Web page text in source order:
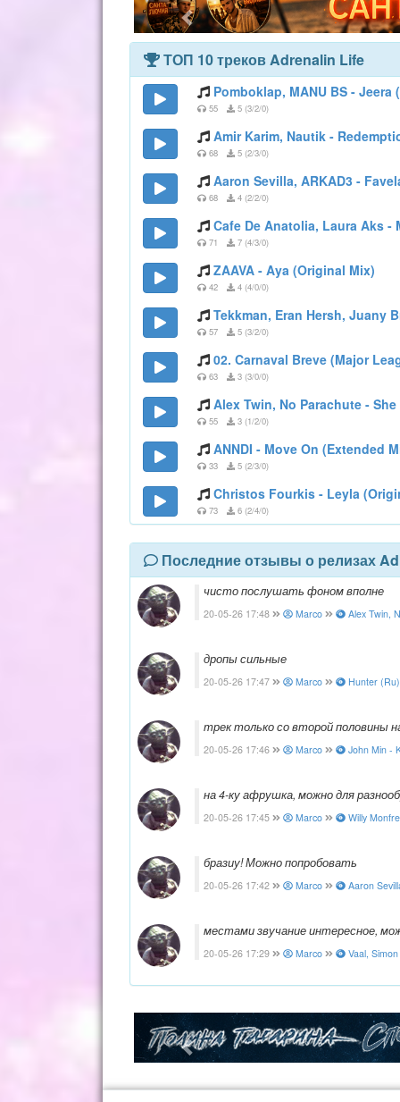
ТОП 10 треков Adrenalin Life
Pomboklap, MANU BS - Jeera
55 5 (3/2/0)
Amir Karim, Nautik -
68 5 (2/3/0)
Aaron Sevilla, ARKAD3 -
68 4 (2/2/0)
Cafe De Anatolia, Laura Aks -
71 7 (4/3/0)
ZAAVA - Aya (Original Mix)
42 4 (4/0/0)
Tekkman, Eran Hersh, Juany
57 5 (3/2/0)
02. Carnaval Breve (Major
63 3 (3/0/0)
Alex Twin, No Parachute -
55 3 (1/2/0)
ANNDI - Move On (Extended
33 5 (2/3/0)
Christos Fourkis - Leyla
73 6 (2/4/0)
Последние отзывы о релизах
чисто послушать фоном вполне
20-05-26 17:48 Marco Alex Twin,
дропы сильные
20-05-26 17:47 Marco Hunter
трек только со второй половины
20-05-26 17:46 Marco John Min -
на 4-ку афрушка, можно для
20-05-26 17:45 Marco Willy
бразиу! Можно попробовать
20-05-26 17:42 Marco Aaron
местами звучание интересное,
20-05-26 17:29 Marco Vaal,